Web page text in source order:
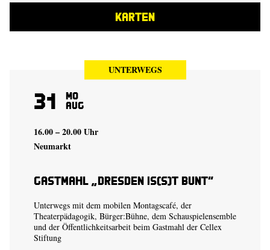
KARTEN
UNTERWEGS
31 Mo
Aug
16.00 – 20.00 Uhr
Neumarkt
Gastmahl „Dresden is(s)t bunt“
Unterwegs mit dem mobilen Montags­café, der
Theaterpädagogik, Bürger:Bühne, dem Schauspiel­ensemble
und der Öffentlichkeits­arbeit beim Gastmahl der Cellex
Stiftung